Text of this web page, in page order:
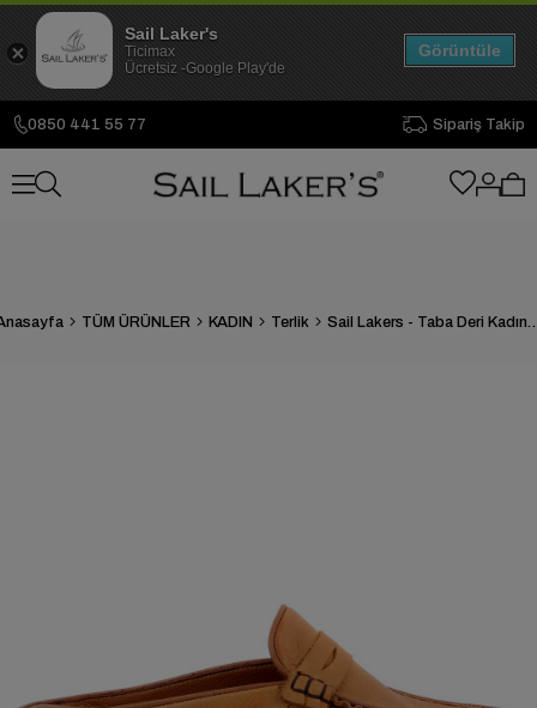
0850 441 55 77 Sipariş Takip
TÜM ÜRÜNLER KADIN Terlik Sail Lakers - Taba Deri
Sail Laker's
Ticimax
Ücretsiz -Google Play'de
Görüntüle